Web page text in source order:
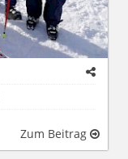
Zum Beitrag